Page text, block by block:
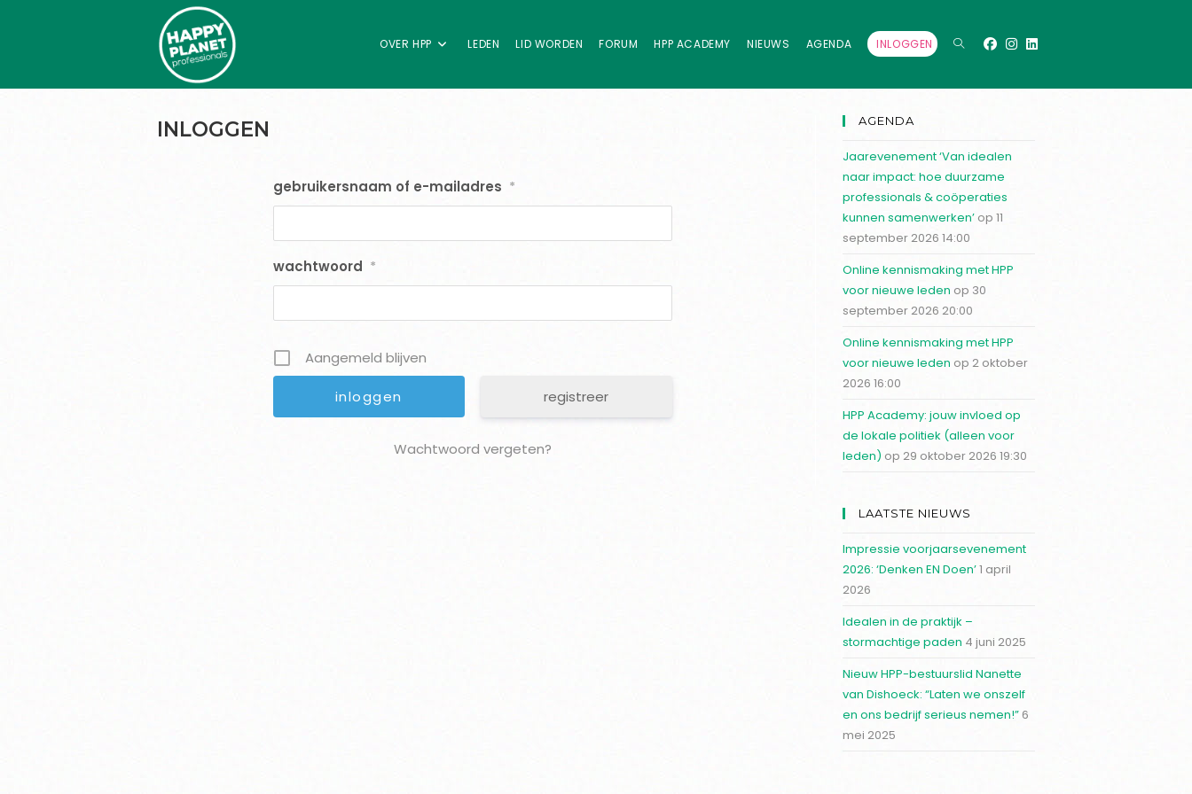
OVER HPP LEDEN LID WORDEN FORUM HPP ACADEMY NIEUWS AGENDA INLOGGEN
INLOGGEN
gebruikersnaam of e-mailadres *
wachtwoord *
Aangemeld blijven
registreer
Wachtwoord vergeten?
AGENDA
Jaarevenement ‘Van idealen
naar impact: hoe duurzame
professionals & coöperaties
kunnen samenwerken’op 11
september 2026 14:00
Online kennismaking met HPP
voor nieuwe leden op 30
september 2026 20:00
Online kennismaking met HPP
voor nieuwe leden op 2 oktober
2026 16:00
HPP Academy: jouw invloed op
de lokale politiek (alleen voor
leden) op 29 oktober 2026 19:30
LAATSTE NIEUWS
Impressie voorjaarsevenement
2026: ‘Denken EN Doen’1 april
2026
Idealen in de praktijk –
stormachtige paden 4 juni 2025
Nieuw HPP-bestuurslid Nanette
van Dishoeck: “Laten we onszelf
en ons bedrijf serieus nemen!” 6
mei 2025